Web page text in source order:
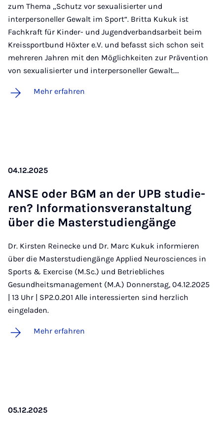
zum Thema „Schutz vor sexualisierter und
interpersoneller Gewalt im Sport“. Britta Kukuk ist
Fachkraft für Kinder- und Jugendverbandsarbeit beim
Kreissportbund Höxter e.V. und befasst sich schon seit
mehreren Jahren mit den Möglichkeiten zur Prävention
von sexualisierter und interpersoneller Gewalt.…
Mehr erfahren
04.12.2025
AN­SE oder BGM an der UPB stu­die­
ren? In­for­ma­ti­ons­ver­an­stal­tung
über die Mas­ter­stu­dien­gän­ge
Dr. Kirsten Reinecke und Dr. Marc Kukuk informieren
über die Masterstudiengänge Applied Neurosciences in
Sports & Exercise (M.Sc.) und Betriebliches
Gesundheitsmanagement (M.A.) Donnerstag, 04.12.2025
| 13 Uhr | SP2.0.201 Alle interessierten sind herzlich
eingeladen.
Mehr erfahren
05.12.2025